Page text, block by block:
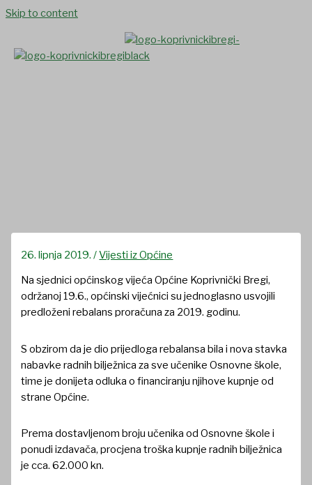
Skip to content
26. lipnja 2019./Vijesti iz Općine
Na sjednici općinskog vijeća Općine Koprivnički Bregi,
održanoj 19.6., općinski vijećnici su jednoglasno usvojili
predloženi rebalans proračuna za 2019. godinu.
S obzirom da je dio prijedloga rebalansa bila i nova stavka
nabavke radnih bilježnica za sve učenike Osnovne škole,
time je donijeta odluka o financiranju njihove kupnje od
strane Općine.
Prema dostavljenom broju učenika od Osnovne škole i
ponudi izdavača, procjena troška kupnje radnih bilježnica
je cca. 62.000 kn.